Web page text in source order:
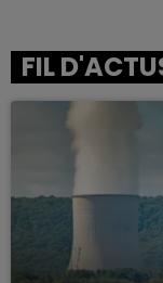
FIL